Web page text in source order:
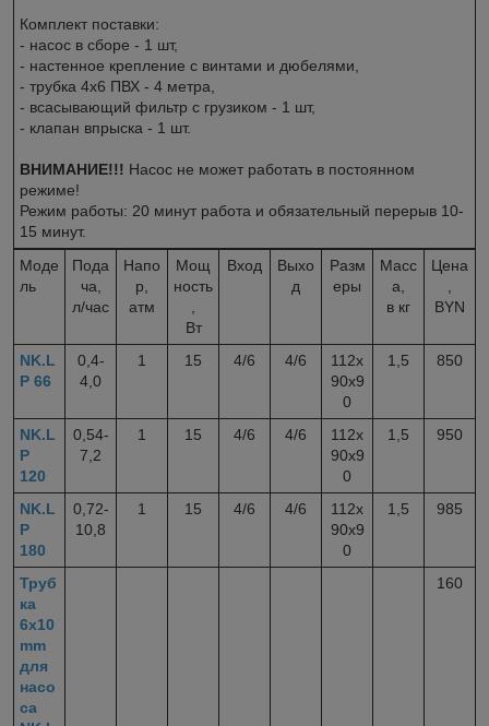
Комплект поставки:
- насос в сборе - 1 шт,
- настенное крепление с винтами и дюбелями,
- трубка 4х6 ПВХ - 4 метра,
- всасывающий фильтр с грузиком - 1 шт,
- клапан впрыска - 1 шт.
ВНИМАНИЕ!!! Насос не может работать в постоянном
режиме!
Режим работы: 20 минут работа и обязательный перерыв 10-
15 минут.
Моде
ль
Пода
ча,
л/час
Напо
р,
атм
Мощ
ность
Вт
Вход
Выхо
д
Разм
еры
Масс
а,
в кг
Цена
BYN
NK.L
P 66
0,4-
4,0
1 15 4/6 4/6
112x
90x9
0
1,5 850
NK.L
P
120
0,54-
7,2
1 15 4/6 4/6
112x
90x9
0
1,5 950
NK.L
P
180
0,72-
10,8
1 15 4/6 4/6
112x
90x9
0
1,5 985
Труб
ка
6x10
mm
для
насо
са
160